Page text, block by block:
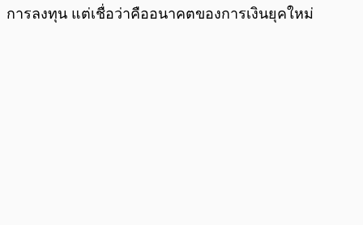
การลงทุน แต่เชื่อว่าคืออนาคตของการเงินยุคใหม่